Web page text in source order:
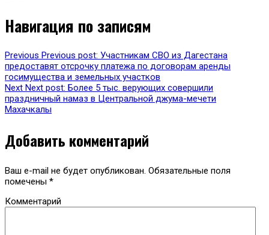
Навигация по записям
Previous Previous post: Участникам СВО из Дагестана
предоставят отсрочку платежа по договорам аренды
госимущества и земельных участков
Next Next post: Более 5 тыс. верующих совершили
праздничный намаз в Центральной джума-мечети
Махачкалы
Добавить комментарий
Ваш e-mail не будет опубликован. Обязательные поля
помечены *
Комментарий